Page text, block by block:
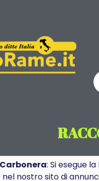
: Si esegue
nostro sito di